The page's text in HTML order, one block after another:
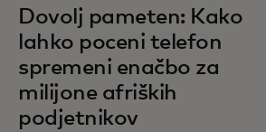
Dovolj pameten: Kako
lahko poceni telefon
spremeni enačbo za
milijone afriških
podjetnikov